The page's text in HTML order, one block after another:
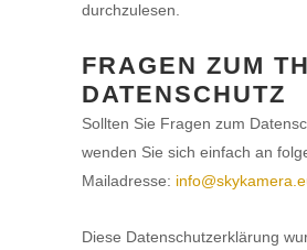
durchzulesen.
FRAGEN ZUM
DATENSCHUTZ
Sollten Sie Fragen zum
wenden Sie sich einfach an
Mailadresse:
Diese Datenschutzerklärung